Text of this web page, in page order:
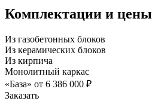
Комплектации и цены
Из газобетонных блоков
Из керамических блоков
Из кирпича
Монолитный каркас
«База» от 6 386 000 ₽
Заказать